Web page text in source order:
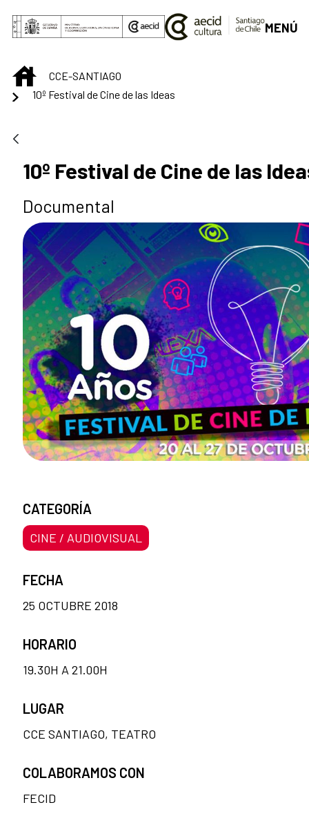
Saltar al contenido principal
MENÚ
INICIOCCE-SANTIAGO
10º Festival de Cine de las Ideas
10º Festival de Cine de las
Documental
CATEGORÍA
CINE / AUDIOVISUAL
FECHA
25 OCTUBRE 2018
HORARIO
19.30H A 21.00H
LUGAR
CCE SANTIAGO, TEATRO
COLABORAMOS CON
FECID